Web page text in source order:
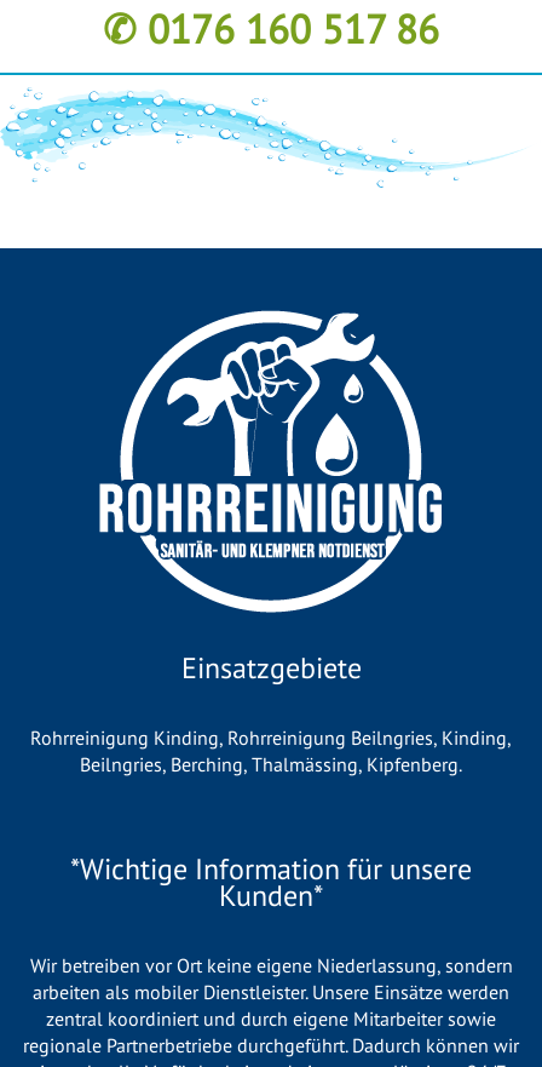
✆ 0176 160 517 86
Einsatzgebiete
Rohrreinigung Kinding, Rohrreinigung Beilngries, Kinding,
Beilngries, Berching, Thalmässing, Kipfenberg.
*Wichtige Information für unsere
Kunden*
Wir betreiben vor Ort keine eigene Niederlassung, sondern
arbeiten als mobiler Dienstleister. Unsere Einsätze werden
zentral koordiniert und durch eigene Mitarbeiter sowie
regionale Partnerbetriebe durchgeführt. Dadurch können wir